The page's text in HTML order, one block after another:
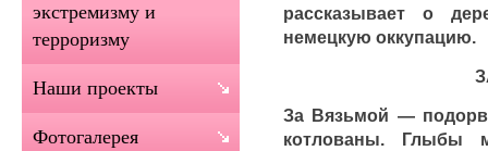
рассказывает о
немецкую оккупацию.
За Вязьмой —
котлованы. Глыбы
экстремизму и
терроризму
Наши проекты
Фотогалерея